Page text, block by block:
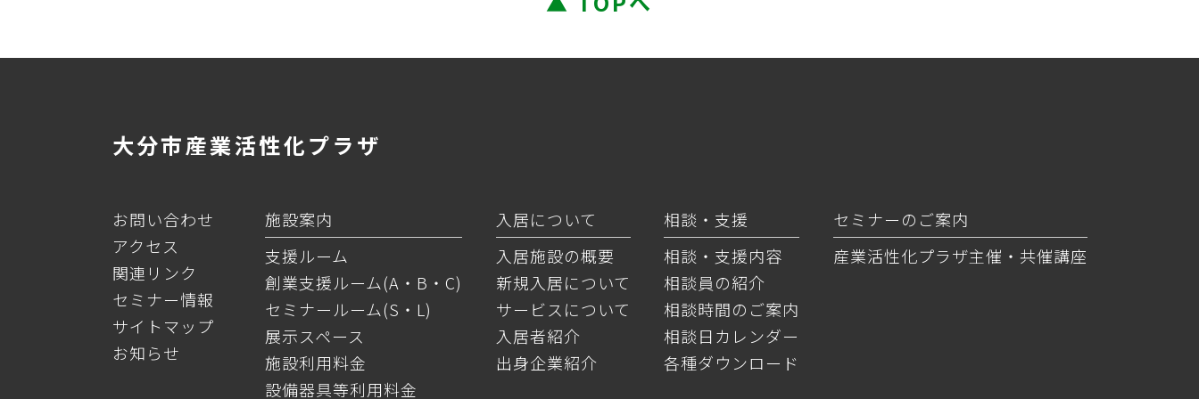
大分市産業活性化プラザ
お問い合わせ
アクセス
関連リンク
セミナー情報
サイトマップ
お知らせ
施設案内
支援ルーム
創業支援ルーム(A・B・C)
セミナールーム(S・L)
展示スペース
施設利用料金
設備器具等利用料金
入居について
入居施設の概要
新規入居について
サービスについて
入居者紹介
出身企業紹介
相談・支援
相談・支援内容
相談員の紹介
相談時間のご案内
相談日カレンダー
各種ダウンロード
セミナーのご案内
産業活性化プラザ主催・共催講座